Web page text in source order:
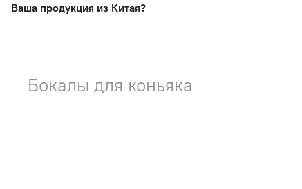
Ваша продукция из Китая?
Бокалы для коньяка